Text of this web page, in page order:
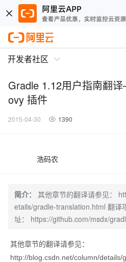
开发者社区
Gradle 1.12用户指南翻
ovy 插件
2015-04-30 1390
浩码农
简介：
其他章节的翻译请参见：
etails/gradle-translation.html 翻译
址： https://github.com/msdx/
其他章节的翻译请参见：
http://blog.csdn.net/column/details/